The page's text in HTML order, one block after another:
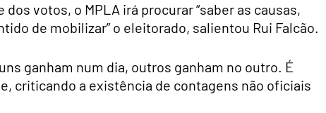
votos, o MPLA irá procurar “saber as causas,
de mobilizar” o eleitorado, salientou Rui Falcão.
ganham num dia, outros ganham no outro. É
criticando a existência de contagens não oficiais